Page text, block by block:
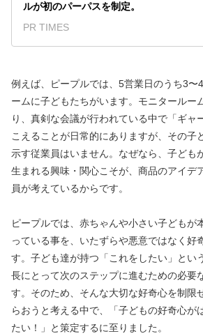
ルが初のパーパスを制定。
PR TIMES
例えば、ピープルでは、5営業日のうち3〜
ームに子どもたちがいます。モニタールー
り、真剣な会議が行われている中で「ギャ
こえることが日常的にありますが、その子
示す従業員はいません。なぜなら、子ども
生まれる興味・関心こそが、商品のアイデ
員が考えているからです。
ピープルでは、赤ちゃんや小さい子どもが
っている事を、いたずらや悪意ではなく好
す。子ども達が持つ「これをしたい」とい
長にとって次のステップに進むための必要
す。そのため、そんな大切な好奇心を制限
らおうと考える中で、「子どもの好奇心が
たい！」と策定するに至りました。